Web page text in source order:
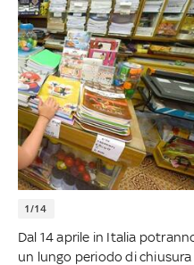
1/14
Dal 14 aprile in Italia
un lungo periodo di